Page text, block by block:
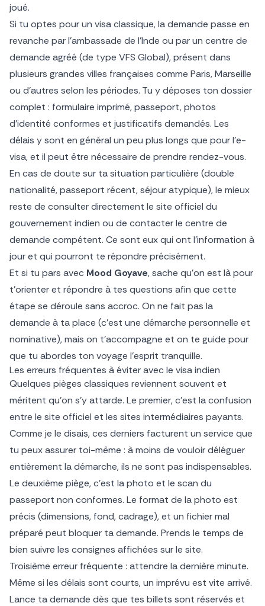
joué.
Si tu optes pour un visa classique, la demande passe en
revanche par l’ambassade de l’Inde ou par un centre de
demande agréé (de type VFS Global), présent dans
plusieurs grandes villes françaises comme Paris, Marseille
ou d’autres selon les périodes. Tu y déposes ton dossier
complet : formulaire imprimé, passeport, photos
d’identité conformes et justificatifs demandés. Les
délais y sont en général un peu plus longs que pour l’e-
visa, et il peut être nécessaire de prendre rendez-vous.
En cas de doute sur ta situation particulière (double
nationalité, passeport récent, séjour atypique), le mieux
reste de consulter directement le site officiel du
gouvernement indien ou de contacter le centre de
demande compétent. Ce sont eux qui ont l’information à
jour et qui pourront te répondre précisément.
Et si tu pars avec Mood Goyave, sache qu’on est là pour
t’orienter et répondre à tes questions afin que cette
étape se déroule sans accroc. On ne fait pas la
demande à ta place (c’est une démarche personnelle et
nominative), mais on t’accompagne et on te guide pour
que tu abordes ton voyage l’esprit tranquille.
Les erreurs fréquentes à éviter avec le visa indien
Quelques pièges classiques reviennent souvent et
méritent qu’on s’y attarde. Le premier, c’est la confusion
entre le site officiel et les sites intermédiaires payants.
Comme je le disais, ces derniers facturent un service que
tu peux assurer toi-même : à moins de vouloir déléguer
entièrement la démarche, ils ne sont pas indispensables.
Le deuxième piège, c’est la photo et le scan du
passeport non conformes. Le format de la photo est
précis (dimensions, fond, cadrage), et un fichier mal
préparé peut bloquer ta demande. Prends le temps de
bien suivre les consignes affichées sur le site.
Troisième erreur fréquente : attendre la dernière minute.
Même si les délais sont courts, un imprévu est vite arrivé.
Lance ta demande dès que tes billets sont réservés et